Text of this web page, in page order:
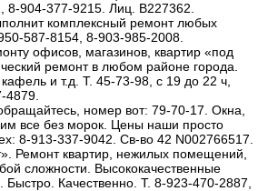
8-904-377-9215. Лиц. В227362.
комплексный ремонт любых
587-8154, 8-903-985-2008.
офисов, магазинов, квартир «под
ремонт в любом районе города.
и т.д. Т. 45-73-98, c 19 до 22 ч,
4879.
номер вот: 79-70-17. Окна,
все без морок. Цены наши просто
8-913-337-9042. Св-во 42 N002766517.
Ремонт квартир, нежилых помещений,
сложности. Высококачественные
Качественно. Т. 8-923-470-2887,